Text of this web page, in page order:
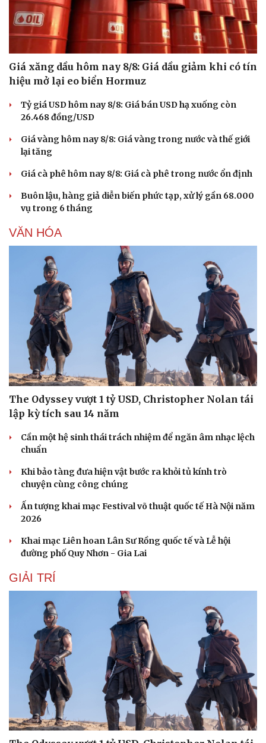
Sân khấu - Điện ảnh
Văn học
Âm nhạc
Di sản
Sao Việt
Giá xăng dầu hôm nay 8/8: Giá dầu giảm khi có tín
hiệu mở lại eo biển Hormuz
Tỷ giá USD hôm nay 8/8: Giá bán USD hạ xuống còn
26.468 đồng/USD
Giá vàng hôm nay 8/8: Giá vàng trong nước và thế giới
lại tăng
Giá cà phê hôm nay 8/8: Giá cà phê trong nước ổn định
Buôn lậu, hàng giả diễn biến phức tạp, xử lý gần 68.000
vụ trong 6 tháng
VĂN HÓA
The Odyssey vượt 1 tỷ USD, Christopher Nolan tái
lập kỳ tích sau 14 năm
Cần một hệ sinh thái trách nhiệm để ngăn âm nhạc lệch
chuẩn
Khi bảo tàng đưa hiện vật bước ra khỏi tủ kính trò
chuyện cùng công chúng
Ấn tượng khai mạc Festival võ thuật quốc tế Hà Nội năm
2026
Khai mạc Liên hoan Lân Sư Rồng quốc tế và Lễ hội
đường phố Quy Nhơn - Gia Lai
GIẢI TRÍ